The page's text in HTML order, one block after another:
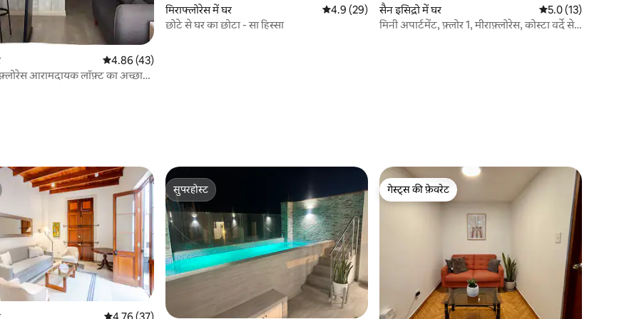
औसत रेटिंग 5 में से 4.86, 43 समीक्षाएँ
4.86 (43)
आरामदायक लॉफ़्ट का अच्छा
मिराफ्लोरेस में घर औसत रेटिंग 5 में से 4.9, 29 समीक्षाएँ
4.9 (29)
छोटे से घर का छोटा - सा हिस्सा
सैन इसिद्रो में घर औसत रेटिंग 5 में से 5.0,
5.0 (13)
मिनी अपार्टमेंट, फ़्लोर 1, मीराफ़्लोरेस, कोस्टा वर्दे से 5
सुपरहोस्ट
सुपरहोस्ट
गेस्ट्स की फ़ेवरेट
गेस्ट्स की फ़ेवरेट